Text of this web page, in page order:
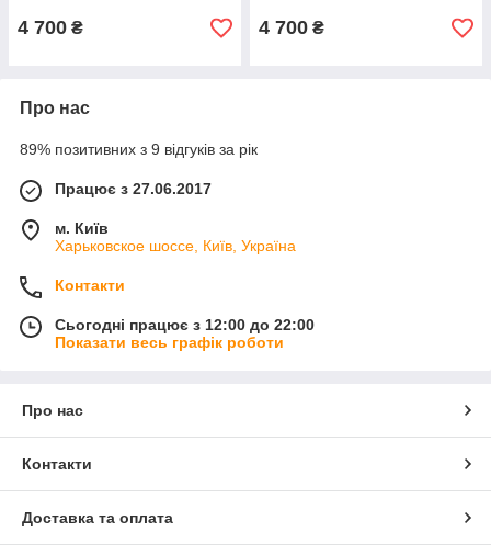
4 700 ₴ 4 700 ₴
Про нас
89% позитивних з 9 відгуків за рік
Працює з 27.06.2017
м. Київ
Харьковское шоссе, Київ, Україна
Контакти
Сьогодні працює з 12:00 до 22:00
Показати весь графік роботи
Про нас
Контакти
Доставка та оплата